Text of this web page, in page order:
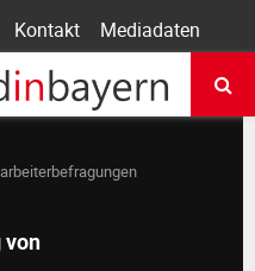
Kontakt Mediadaten
von